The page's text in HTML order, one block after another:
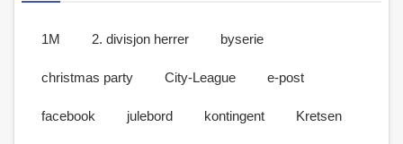
1M 2. divisjon herrer byserie
christmas party City-League e-post
facebook julebord kontingent Kretsen